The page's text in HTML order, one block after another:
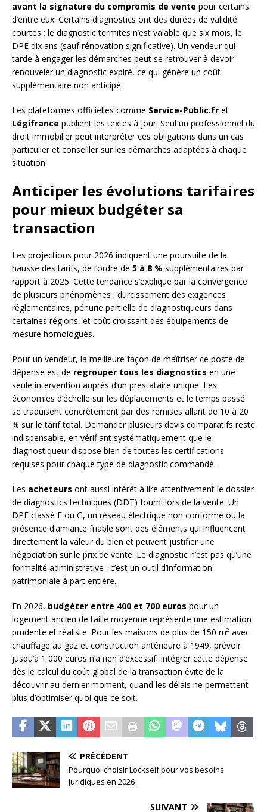
avant la signature du compromis de vente pour certains
d’entre eux. Certains diagnostics ont des durées de validité
courtes : le diagnostic termites n’est valable que six mois, le
DPE dix ans (sauf rénovation significative). Un vendeur qui
tarde à engager les démarches peut se retrouver à devoir
renouveler un diagnostic expiré, ce qui génère un coût
supplémentaire non anticipé.
Les plateformes officielles comme Service-Public.fr et
Légifrance publient les textes à jour. Seul un professionnel du
droit immobilier peut interpréter ces obligations dans un cas
particulier et conseiller sur les démarches adaptées à chaque
situation.
Anticiper les évolutions tarifaires
pour mieux budgéter sa
transaction
Les projections pour 2026 indiquent une poursuite de la
hausse des tarifs, de l’ordre de 5 à 8 % supplémentaires par
rapport à 2025. Cette tendance s’explique par la convergence
de plusieurs phénomènes : durcissement des exigences
réglementaires, pénurie partielle de diagnostiqueurs dans
certaines régions, et coût croissant des équipements de
mesure homologués.
Pour un vendeur, la meilleure façon de maîtriser ce poste de
dépense est de regrouper tous les diagnostics en une
seule intervention auprès d’un prestataire unique. Les
économies d’échelle sur les déplacements et le temps passé
se traduisent concrètement par des remises allant de 10 à 20
% sur le tarif total. Demander plusieurs devis comparatifs reste
indispensable, en vérifiant systématiquement que le
diagnostiqueur dispose bien de toutes les certifications
requises pour chaque type de diagnostic commandé.
Les acheteurs ont aussi intérêt à lire attentivement le dossier
de diagnostics techniques (DDT) fourni lors de la vente. Un
DPE classé F ou G, un réseau électrique non conforme ou la
présence d’amiante friable sont des éléments qui influencent
directement la valeur du bien et peuvent justifier une
négociation sur le prix de vente. Le diagnostic n’est pas qu’une
formalité administrative : c’est un outil d’information
patrimoniale à part entière.
En 2026, budgéter entre 400 et 700 euros pour un
logement ancien de taille moyenne représente une estimation
prudente et réaliste. Pour les maisons de plus de 150 m² avec
chauffage au gaz et construction antérieure à 1949, prévoir
jusqu’à 1 000 euros n’a rien d’excessif. Intégrer cette dépense
dès le calcul du coût global de la transaction évite de la
découvrir au dernier moment, quand les délais ne permettent
plus d’optimiser quoi que ce soit.
PRÉCÉDENT
Pourquoi choisir Lockself pour vos besoins
juridiques en 2026
SUIVANT